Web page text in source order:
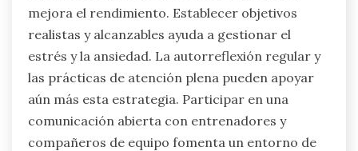
mejora el rendimiento. Establecer objetivos
realistas y alcanzables ayuda a gestionar el
estrés y la ansiedad. La autorreflexión regular y
las prácticas de atención plena pueden apoyar
aún más esta estrategia. Participar en una
comunicación abierta con entrenadores y
compañeros de equipo fomenta un entorno de